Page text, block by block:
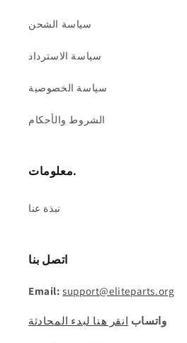
سياسة الشحن
سياسة الاسترداد
سياسة الخصوصية
الشروط والأحكام
معلومات.
نبذة عنا
اتصل بنا
Email: support@eliteparts.org
واتساب انقر هنا لبدء المحادثة